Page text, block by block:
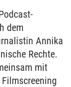
dem
Annika
Rechte.
mit